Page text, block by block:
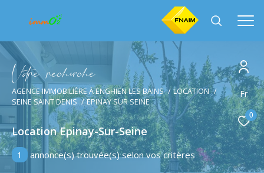
Fr
0
Vore recece
AGENCE IMMOBILIÈRE À ENGHIEN LES BAINS
LOCATION
SEINE SAINT DENIS
EPINAY SUR SEINE
Location Epinay-Sur-Seine
1 annonce(s) trouvée(s) selon vos critères
Effectuer une recherche
et trouver le bien qui correspond à vos critères
Type
d'offre
Location